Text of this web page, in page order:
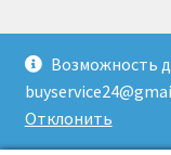
Возможность
Отклонить
© Доставка
Создано с